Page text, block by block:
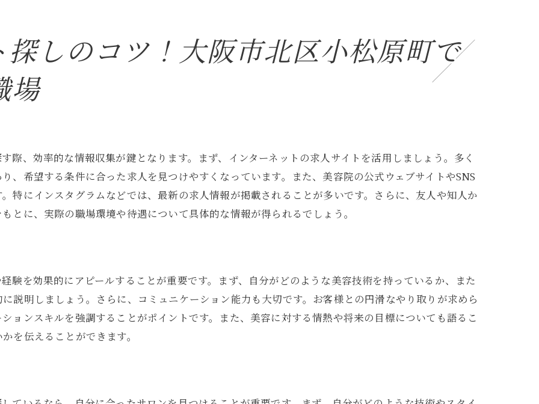
内での役割分担
働くための秘訣
小松原町の美容院アルバイトで得られるコミュニケーション力
接客術を学ぶ
ム対応のスキルを高める
価値観を理解する
現力の向上と活用
しのコツ！大阪市北区小松原町で
場
際、効率的な情報収集が鍵となります。まず、インターネットの求人サイトを活用しましょう。多く
、希望する条件に合った求人を見つけやすくなっています。また、美容院の公式ウェブサイトやSNS
特にインスタグラムなどでは、最新の求人情報が掲載されることが多いです。さらに、友人や知人か
とに、実際の職場環境や待遇について具体的な情報が得られるでしょう。
験を効果的にアピールすることが重要です。まず、自分がどのような美容技術を持っているか、また
説明しましょう。さらに、コミュニケーション能力も大切です。お客様との円滑なやり取りが求めら
ョンスキルを強調することがポイントです。また、美容に対する情熱や将来の目標についても語るこ
を伝えることができます。